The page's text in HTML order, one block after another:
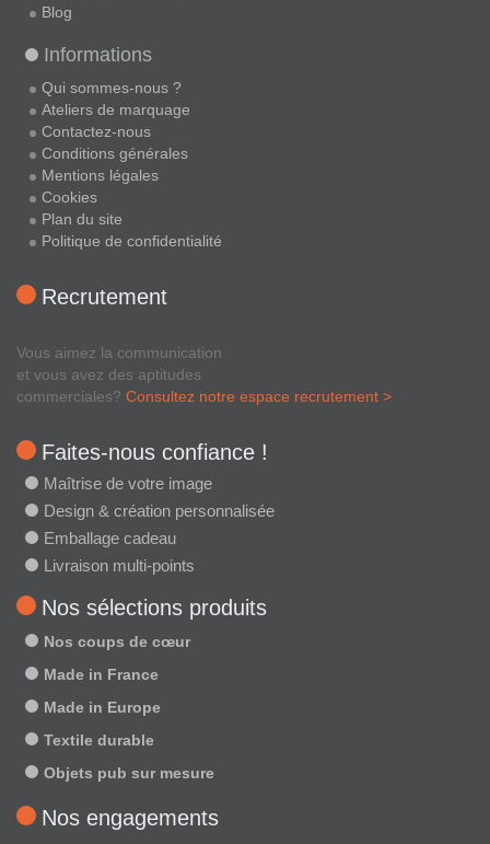
Blog
Informations
Qui sommes-nous ?
Ateliers de marquage
Contactez-nous
Conditions générales
Mentions légales
Cookies
Plan du site
Politique de confidentialité
Recrutement
Vous aimez la communication
et vous avez des aptitudes
commerciales? Consultez notre espace recrutement >
Faites-nous confiance !
Maîtrise de votre image
Design & création personnalisée
Emballage cadeau
Livraison multi-points
Nos sélections produits
Nos coups de cœur
Made in France
Made in Europe
Textile durable
Objets pub sur mesure
Nos engagements